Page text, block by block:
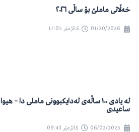
خەڵاتی ماملێ بۆ ساڵی ٢٠٢٦
01/20/2026 کاتژمێر 17:05
لە یادی ١٠٠ ساڵەی لەدایکبوونی ماملی دا – هیوا
ساعیدی
06/02/2025 کاتژمێر 09:43